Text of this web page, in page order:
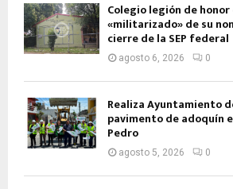
Colegio legión de
«militarizado» de su
cierre de la SEP federal
agosto 6, 2026 0
Realiza Ayuntamiento
pavimento de adoquín
Pedro
agosto 5, 2026 0